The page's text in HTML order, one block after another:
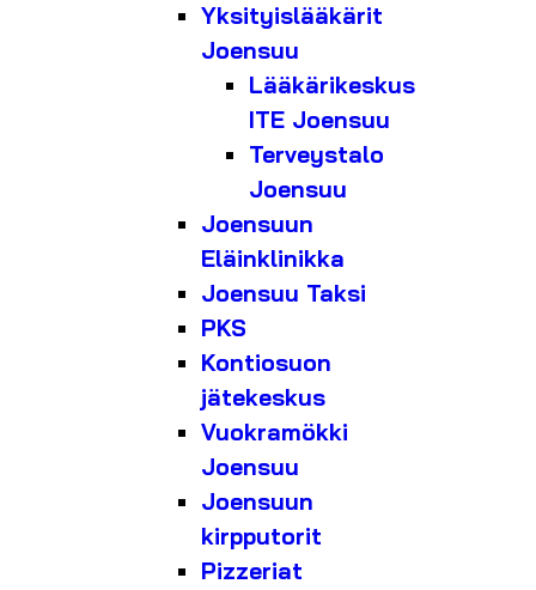
Yksityislääkärit
Joensuu
Lääkärikeskus
ITE Joensuu
Terveystalo
Joensuu
Joensuun
Eläinklinikka
Joensuu Taksi
PKS
Kontiosuon
jätekeskus
Vuokramökki
Joensuu
Joensuun
kirpputorit
Pizzeriat